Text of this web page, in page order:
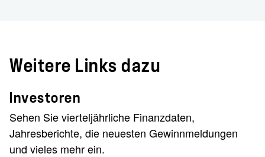
Weitere Links dazu
Investoren
Sehen Sie vierteljährliche Finanzdaten,
Jahresberichte, die neuesten Gewinnmeldungen
und vieles mehr ein.